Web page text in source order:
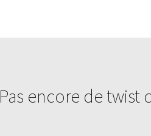
Pas encore de twist